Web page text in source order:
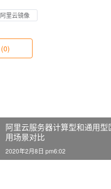
阿里云镜像
(0)
阿里云服务器计算型和通用
用场景对比
2020年2月8日 pm6:02